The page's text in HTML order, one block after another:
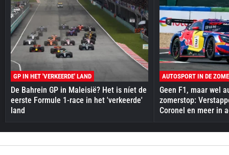
GP IN HET 'VERKEERDE' LAND
De Bahrein GP in Maleisië? Het is níet de
eerste Formule 1-race in het 'verkeerde'
land
AUTOSPORT IN DE
Geen F1, maar wel
zomerstop:
Coronel en meer in